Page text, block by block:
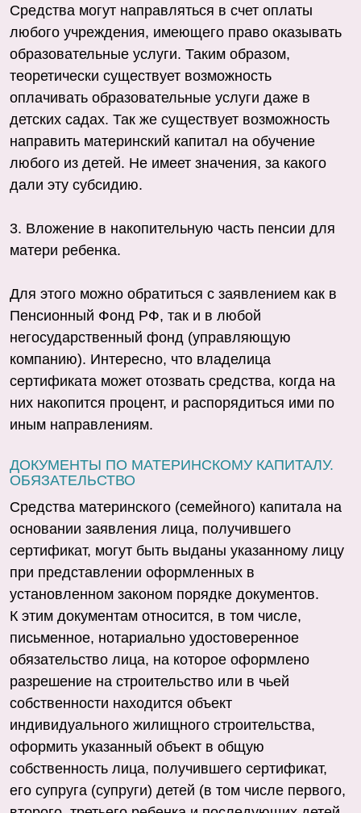
Средства могут направляться в счет оплаты
любого учреждения, имеющего право оказывать
образовательные услуги. Таким образом,
теоретически существует возможность
оплачивать образовательные услуги даже в
детских садах. Так же существует возможность
направить материнский капитал на обучение
любого из детей. Не имеет значения, за какого
дали эту субсидию.
3. Вложение в накопительную часть пенсии для
матери ребенка.
Для этого можно обратиться с заявлением как в
Пенсионный Фонд РФ, так и в любой
негосударственный фонд (управляющую
компанию). Интересно, что владелица
сертификата может отозвать средства, когда на
них накопится процент, и распорядиться ими по
иным направлениям.
ДОКУМЕНТЫ ПО МАТЕРИНСКОМУ КАПИТАЛУ.
ОБЯЗАТЕЛЬСТВО
Средства материнского (семейного) капитала на
основании заявления лица, получившего
сертификат, могут быть выданы указанному лицу
при представлении оформленных в
установленном законом порядке документов.
К этим документам относится, в том числе,
письменное, нотариально удостоверенное
обязательство лица, на которое оформлено
разрешение на строительство или в чьей
собственности находится объект
индивидуального жилищного строительства,
оформить указанный объект в общую
собственность лица, получившего сертификат,
его супруга (супруги) детей (в том числе первого,